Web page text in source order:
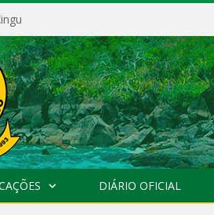
DIÁRIO OFICIAL